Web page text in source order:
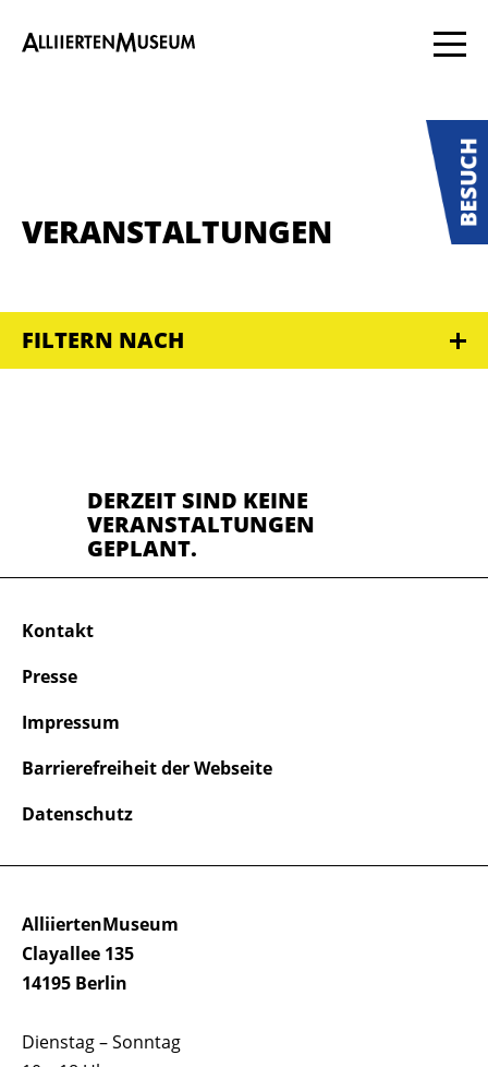
VERANSTALTUNGEN
FILTERN NACH
DERZEIT SIND KEINE
VERANSTALTUNGEN
GEPLANT.
AlliiertenMuseum
Clayallee 135
14195 Berlin
Dienstag – Sonntag
Kontakt
Presse
Impressum
Barrierefreiheit der Webseite
Datenschutz